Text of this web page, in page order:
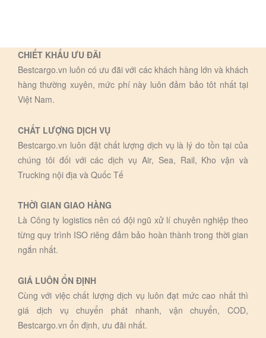
CHIẾT KHẤU ƯU ĐÃI
Bestcargo.vn luôn có ưu đãi với các khách hàng lớn và khách
hàng thường xuyên, mức phí này luôn đảm bảo tôt nhất tại
Việt Nam.
CHẤT LƯỢNG DỊCH VỤ
Bestcargo.vn luôn đặt chất lượng dịch vụ là lý do tồn tại của
chúng tôi đối với các dịch vụ Air, Sea, Rail, Kho vận và
Trucking nội địa và Quốc Tế
THỜI GIAN GIAO HÀNG
Là Công ty logistics nên có đội ngũ xử lí chuyên nghiệp theo
từng quy trình ISO riêng đảm bảo hoàn thành trong thời gian
ngắn nhất.
GIÁ LUÔN ỔN ĐỊNH
Cùng với việc chất lượng dịch vụ luôn đạt mức cao nhất thì
giá dịch vụ chuyển phát nhanh, vận chuyển, COD,
Bestcargo.vn ổn định, ưu đãi nhất.